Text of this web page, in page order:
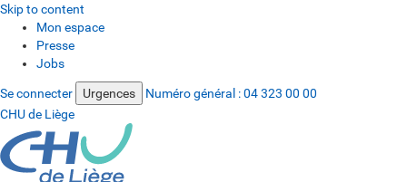
Skip to content
Mon espace
Presse
Jobs
Se connecter Urgences Numéro général :04 323 00 00
CHU de Liège